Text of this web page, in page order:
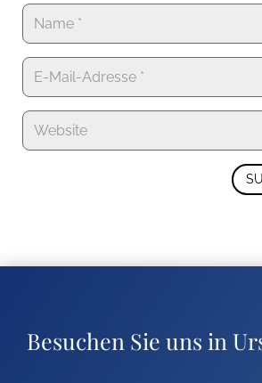
Besuchen Sie uns in